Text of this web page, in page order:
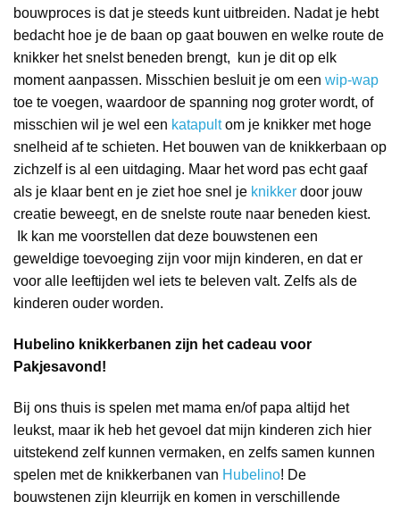
bouwproces is dat je steeds kunt uitbreiden. Nadat je hebt
bedacht hoe je de baan op gaat bouwen en welke route de
knikker het snelst beneden brengt, kun je dit op elk
moment aanpassen. Misschien besluit je om een wip-wap
toe te voegen, waardoor de spanning nog groter wordt, of
misschien wil je wel een katapultom je knikker met hoge
snelheid af te schieten. Het bouwen van de knikkerbaan op
zichzelf is al een uitdaging. Maar het word pas echt gaaf
als je klaar bent en je ziet hoe snel je knikker door jouw
creatie beweegt, en de snelste route naar beneden kiest.
Ik kan me voorstellen dat deze bouwstenen een
geweldige toevoeging zijn voor mijn kinderen, en dat er
voor alle leeftijden wel iets te beleven valt. Zelfs als de
kinderen ouder worden.
Hubelino knikkerbanen zijn het cadeau voor
Pakjesavond!
Bij ons thuis is spelen met mama en/of papa altijd het
leukst, maar ik heb het gevoel dat mijn kinderen zich hier
uitstekend zelf kunnen vermaken, en zelfs samen kunnen
spelen met de knikkerbanen van Hubelino! De
bouwstenen zijn kleurrijk en komen in verschillende